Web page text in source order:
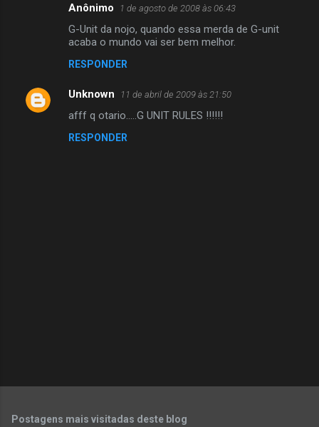
n
Anônimo 1 de agosto de 2008 às 06:43
G-Unit da nojo, quando essa merda de G-unit
acaba o mundo vai ser bem melhor.
RESPONDER
Unknown 11 de abril de 2009 às 21:50
afff q otario.....G UNIT RULES !!!!!!
RESPONDER
t
Postagens mais visitadas deste blog